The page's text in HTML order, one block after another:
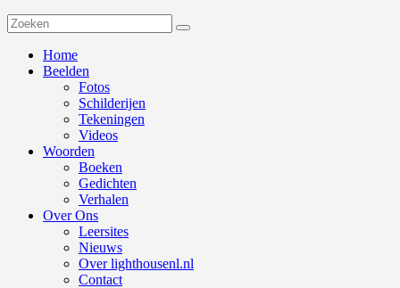
Home
Beelden
Fotos
Schilderijen
Tekeningen
Videos
Woorden
Boeken
Gedichten
Verhalen
Over Ons
Leersites
Nieuws
Over lighthousenl.nl
Contact